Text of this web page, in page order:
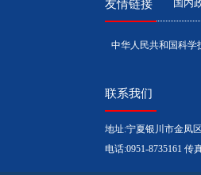
友情链接 国内
中华人民共和国科学
联系我们
地址:宁夏银川市金凤
电话:0951-8735161 传